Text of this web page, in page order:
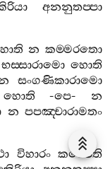
අනනුතප‍්පා
න කම‍්මරතො
භස‍්සාරාමො හොති
සංගණිකාරාමො
හොති -පෙ-න
න පපඤ‍්චාරාමතං
විහාරං කප‍්පෙති